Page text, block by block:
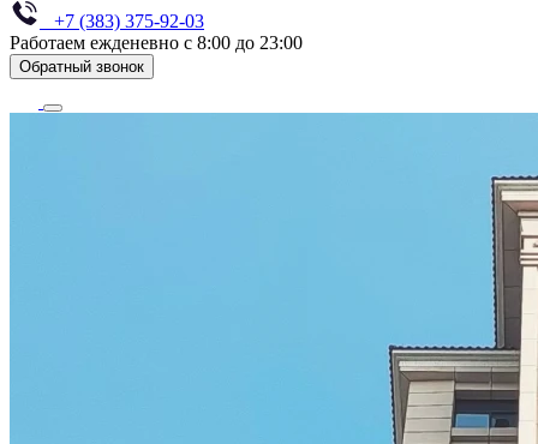
+7 (383) 375-92-03
Работаем ежденевно с 8:00 до 23:00
Обратный звонок